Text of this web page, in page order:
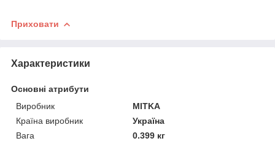
Приховати
Характеристики
Основні атрибути
Виробник
MITKA
Країна виробник
Україна
Вага
0.399 кг